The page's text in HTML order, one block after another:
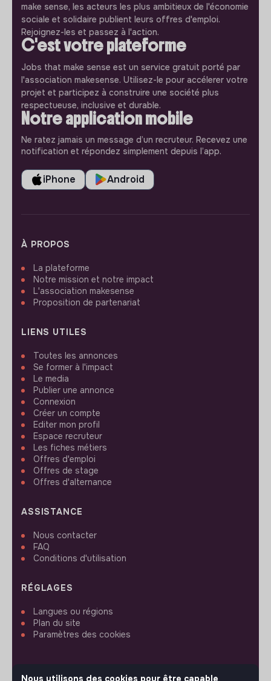
make sense, les acteurs les plus ambitieux de l'économie
sociale et solidaire publient leurs offres d'emploi.
Rejoignez-les et passez à l'action.
C'est votre plateforme
Jobs that make sense est un service gratuit porté par
l'association makesense. Utilisez-le pour accélerer votre
projet et participez à construire une société plus
respectueuse, inclusive et durable.
Notre application mobile
Ne ratez jamais un message d’un recruteur. Recevez une
notification et répondez simplement depuis l’app.
iPhone Android
À PROPOS
La plateforme
Notre mission et notre impact
L'association makesense
Proposition de partenariat
LIENS UTILES
Toutes les annonces
Se former à l'impact
Le media
Publier une annonce
Connexion
Créer un compte
Editer mon profil
Espace recruteur
Les fiches métiers
Offres d'emploi
Offres de stage
Offres d'alternance
ASSISTANCE
Nous contacter
FAQ
Conditions d'utilisation
RÉGLAGES
Langues ou régions
Plan du site
Paramètres des cookies
Nous utilisons des cookies pour être capable